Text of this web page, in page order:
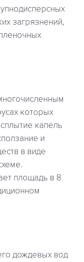
загрязнений,
которых
капель
и
в виде
площадь в 8
дождевых вод